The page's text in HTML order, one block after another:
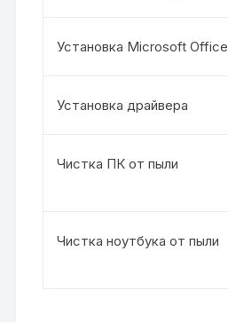
Установка Microsoft Office
Установка драйвера
Чистка ПК от пыли
Чистка ноутбука от пыли